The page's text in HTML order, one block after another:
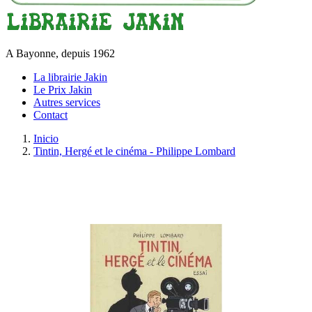
A Bayonne, depuis 1962
La librairie Jakin
Le Prix Jakin
Autres services
Contact
Inicio
Tintin, Hergé et le cinéma - Philippe Lombard